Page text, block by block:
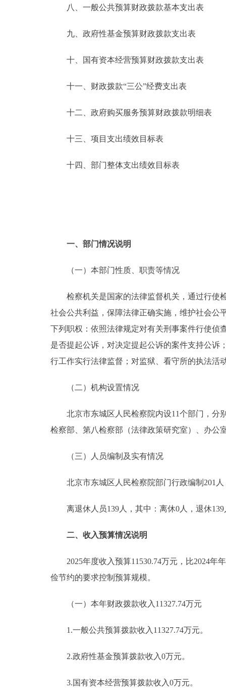
八、一般公共预算财政拨款基本支出表
九、政府性基金预算财政拨款支出表
十、国有资本经营预算财政拨款支出表
十一、财政拨款“三公”经费支出表
十二、政府购买服务预算财政拨款明细表
十三、项目支出绩效目标表
十四、部门整体支出绩效目标表
一、部门情况说明
（一）本部门性质、职责等情况
检察机关是国家的法律监督机关，通过行使检
社会公共利益，保障法律正确实施，维护社会公
下列职权：依照法律规定对有关刑事案件行使侦
是否提起公诉，对决定提起公诉的案件支持公诉
行工作实行法律监督；对监狱、看守所的执法活
（二）机构设置情况
北京市东城区人民检察院内设11个部门，分
检察部、第八检察部（法律政策研究室）、办公
（三）人员编制及实有情况
北京市东城区人民检察院部门行政编制201人
离退休人员139人，其中：离休0人，退休139
二、收入预算情况说明
2025年度收入预算11530.74万元，比2024年年
俭节约的要求控制预算规模。
（一）本年财政拨款收入11327.74万元
1.一般公共预算拨款收入11327.74万元。
2.政府性基金预算拨款收入0万元。
3.国有资本经营预算拨款收入0万元。